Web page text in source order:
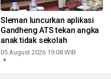
Sleman luncurkan aplikasi
Gandheng ATS tekan angka
anak tidak sekolah
05 August 2026 19:08 WIB